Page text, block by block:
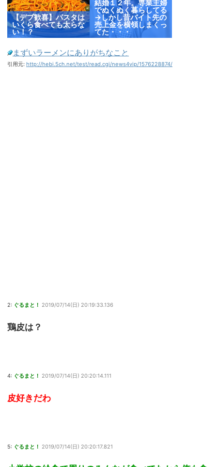
【デブ歓喜】パスタは
いくら食べても太らな
い！？
結婚１２年。専業主婦
でぬくぬく暮らしてる
→しかし昔バイト先の
売上金を横領しまくっ
てた・・・
まずいラーメンにありがちなこと
引用元: http://hebi.5ch.net/test/read.cgi/news4vip/1576228874/
2: ぐるまと！ 2019/07/14(日) 20:19:33.136
鶏皮は？
4: ぐるまと！ 2019/07/14(日) 20:20:14.111
皮好きだわ
5: ぐるまと！ 2019/07/14(日) 20:20:17.821